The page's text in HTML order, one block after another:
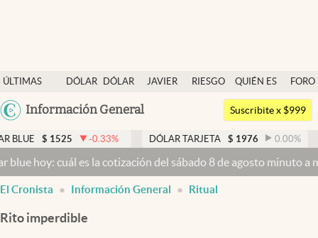
ÚLTIMAS
NOTICIAS
DÓLAR
DÓLAR
JAVIER
RIESGO
QUIÉN ES
QUIÉN
FORO
Argentina
México
Información General
Dólar
Members
Economía y Política
Finanzas y Mercados
Mercados Online
Negocios
Suscribite x $999
1525 -0.33% DÓLAR TARJETA $ 1976 0.00% DÓLAR
cuál es la cotización del sábado 8 de agosto minuto a minuto
El Cronista Información General Ritual
Rito imperdible